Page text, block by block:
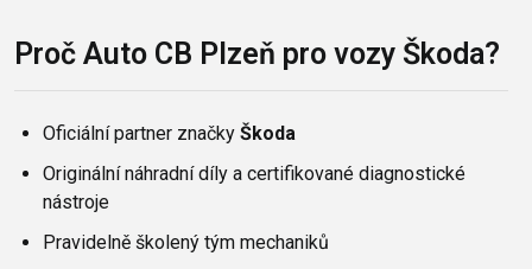
Proč Auto CB Plzeň pro vozy Škoda?
Oficiální partner značky Škoda
Originální náhradní díly a certifikované diagnostické
nástroje
Pravidelně školený tým mechaniků